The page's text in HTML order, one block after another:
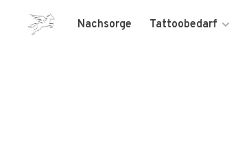
Nachsorge Tattoobedarf